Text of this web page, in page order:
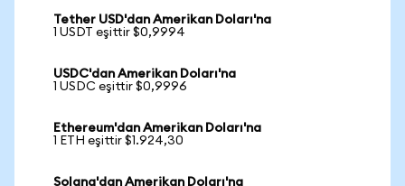
Tether USD'dan Amerikan Doları'na
1 USDT eşittir $0,9994
USDC'dan Amerikan Doları'na
1 USDC eşittir $0,9996
Ethereum'dan Amerikan Doları'na
1 ETH eşittir $1.924,30
Solana'dan Amerikan Doları'na